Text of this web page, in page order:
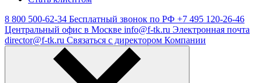
8 800 500-62-34 Бесплатный звонок по РФ +7 495 120-26-46
Центральный офис в Москве info@f-tk.ru Электронная почта
director@f-tk.ru Связаться с директором Компании